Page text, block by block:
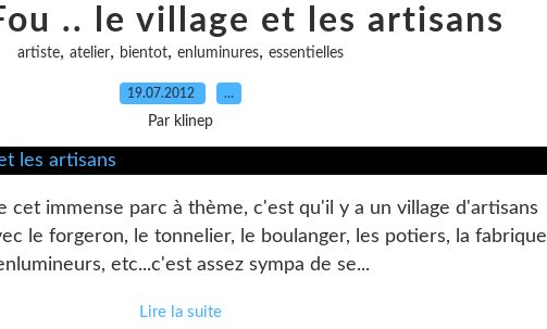
.. le village et les artisans
artiste, atelier, bientot, enluminures, essentielles
19.07.2012 …
Par klinep
cet immense parc à thème, c'est qu'il y a un village d'artisans
le forgeron, le tonnelier, le boulanger, les potiers, la fabrique
etc...c'est assez sympa de se...
Lire la suite